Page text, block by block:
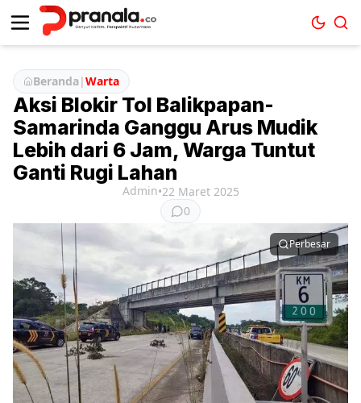
Beranda|Warta
Aksi Blokir Tol Balikpapan-
Samarinda Ganggu Arus Mudik
Lebih dari 6 Jam, Warga Tuntut
Ganti Rugi Lahan
Admin•22 Maret 2025
0
Perbesar